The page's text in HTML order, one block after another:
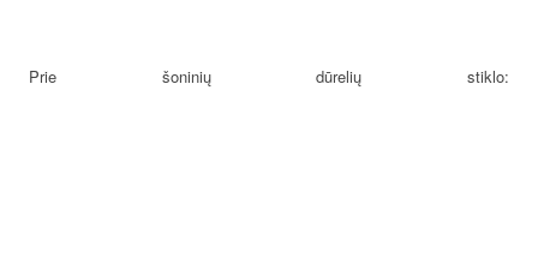
Prie šoninių dūrelių stiklo: